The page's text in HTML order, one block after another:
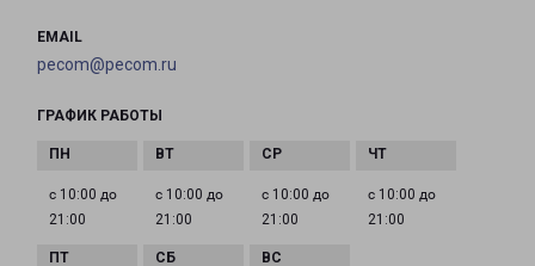
EMAIL
pecom@pecom.ru
ГРАФИК РАБОТЫ
с 10:00 до
21:00
с 10:00 до
21:00
с 10:00 до
21:00
с 10:00 до
21:00